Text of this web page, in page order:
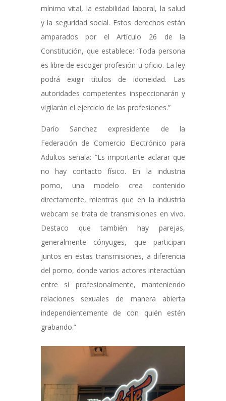
mínimo vital, la estabilidad laboral, la salud
y la seguridad social. Estos derechos están
amparados por el Artículo 26 de la
Constitución, que establece: ‘Toda persona
es libre de escoger profesión u oficio. La ley
podrá exigir títulos de idoneidad. Las
autoridades competentes inspeccionarán y
vigilarán el ejercicio de las profesiones.”
Darío Sanchez expresidente de la
Federación de Comercio Electrónico para
Adultos señala: “Es importante aclarar que
no hay contacto físico. En la industria
porno, una modelo crea contenido
directamente, mientras que en la industria
webcam se trata de transmisiones en vivo.
Destaco que también hay parejas,
generalmente cónyuges, que participan
juntos en estas transmisiones, a diferencia
del porno, donde varios actores interactúan
entre sí profesionalmente, manteniendo
relaciones sexuales de manera abierta
independientemente de con quién estén
grabando.”